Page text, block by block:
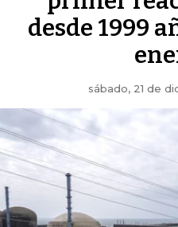
desde 1999
sábado, 21 de